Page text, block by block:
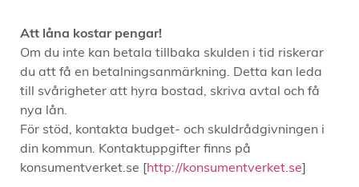
Att låna kostar pengar!
Om du inte kan betala tillbaka skulden i tid riskerar
du att få en betalningsanmärkning. Detta kan leda
till svårigheter att hyra bostad, skriva avtal och få
nya lån.
För stöd, kontakta budget- och skuldrådgivningen i
din kommun. Kontaktuppgifter finns på
konsumentverket.se [ http://konsumentverket.se